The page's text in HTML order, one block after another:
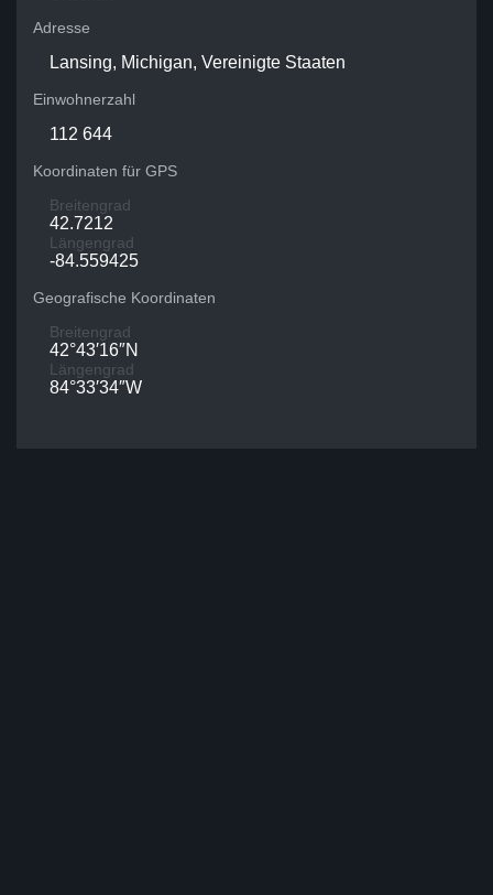
Adresse
Lansing, Michigan, Vereinigte Staaten
Einwohnerzahl
112 644
Koordinaten für GPS
Breitengrad
42.7212
Längengrad
-84.559425
Geografische Koordinaten
Breitengrad
42°43′16″N
Längengrad
84°33′34″W